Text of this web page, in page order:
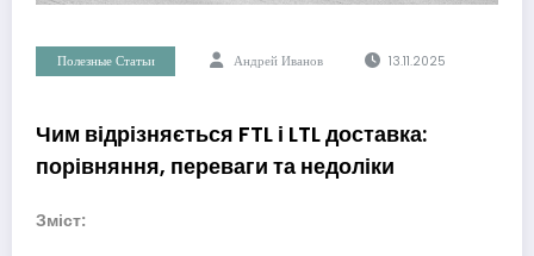
Полезные Статьи Андрей Иванов 13.11.2025
Чим відрізняється FTL і LTL доставка:
порівняння, переваги та недоліки
Зміст: